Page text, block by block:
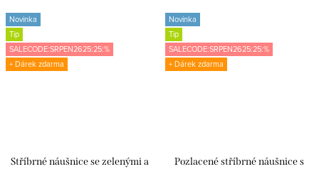
Novinka
Tip
SALECODE:SRPEN2625:25:%
+ Dárek zdarma
Stříbrné náušnice se zelenými a
Novinka
Tip
SALECODE:SRPEN2625:25:%
+ Dárek zdarma
Pozlacené stříbrné náušnice s